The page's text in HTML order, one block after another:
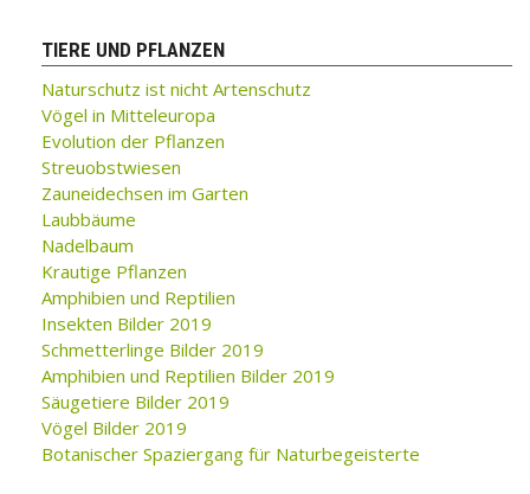
TIERE UND PFLANZEN
Naturschutz ist nicht Artenschutz
Vögel in Mitteleuropa
Evolution der Pflanzen
Streuobstwiesen
Zauneidechsen im Garten
Laubbäume
Nadelbaum
Krautige Pflanzen
Amphibien und Reptilien
Insekten Bilder 2019
Schmetterlinge Bilder 2019
Amphibien und Reptilien Bilder 2019
Säugetiere Bilder 2019
Vögel Bilder 2019
Botanischer Spaziergang für Naturbegeisterte